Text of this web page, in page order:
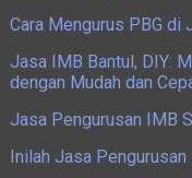
Cara Mengurus PBG di
Jasa IMB Bantul, DIY:
dengan Mudah dan
Jasa Pengurusan IMB
Inilah Jasa